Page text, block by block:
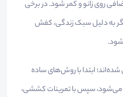
روی زانو و کمر شود. در برخی
به دلیل سبک زندگی، کفش
ابتدا با روش‌های ساده
می‌شود، سپس با تمرینات کششی،